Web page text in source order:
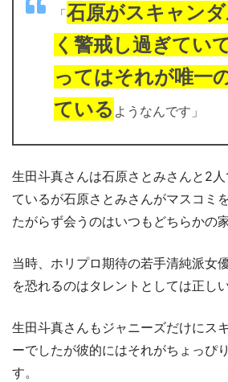
「石原がスキャン
く警戒し過ぎてい
ってはそれが唯一
ている ようなんです」
生田斗真さんは石原さとみさんと2
ているが石原さとみさんがマスコミ
たがらず会うのはいつもどちらかの
当時、ホリプロ期待の若手清純派女
を恐れるのはタレントとしては正し
生田斗真さんもジャニーズだけにス
ーでしたが彼的にはそれがちょっぴ
す。